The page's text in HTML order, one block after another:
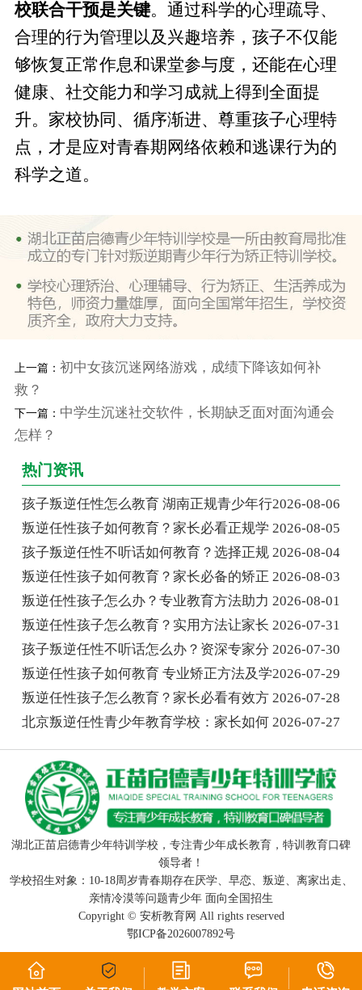
校联合干预是关键。通过科学的心理疏导、
合理的行为管理以及兴趣培养，孩子不仅能
够恢复正常作息和课堂参与度，还能在心理
健康、社交能力和学习成就上得到全面提
升。家校协同、循序渐进、尊重孩子心理特
点，才是应对青春期网络依赖和逃课行为的
科学之道。
上一篇： 初中女孩沉迷网络游戏，成绩下降该如何补
救？
下一篇： 中学生沉迷社交软件，长期缺乏面对面沟通会
怎样？
热门资讯
孩子叛逆任性怎么教育 湖南正规青少年行2026-08-06
叛逆任性孩子如何教育？家长必看正规学 2026-08-05
孩子叛逆任性不听话如何教育？选择正规 2026-08-04
叛逆任性孩子如何教育？家长必备的矫正 2026-08-03
叛逆任性孩子怎么办？专业教育方法助力 2026-08-01
叛逆任性孩子怎么教育？实用方法让家长 2026-07-31
孩子叛逆任性不听话怎么办？资深专家分 2026-07-30
叛逆任性孩子如何教育 专业矫正方法及学2026-07-29
叛逆任性孩子怎么教育？家长必看有效方 2026-07-28
北京叛逆任性青少年教育学校：家长如何 2026-07-27
湖北正苗启德青少年特训学校，专注青少年成长教育，特训教育口碑
领导者！
学校招生对象：10-18周岁青春期存在厌学、早恋、叛逆、离家出走、
亲情冷漠等问题青少年 面向全国招生
Copyright © 安析教育网 All rights reserved
鄂ICP备2026007892号